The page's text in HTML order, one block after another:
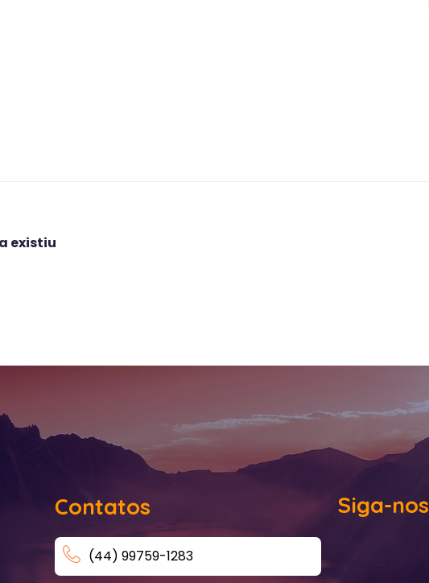
existiu
Contatos
(44) 99759-1283
Siga-nos